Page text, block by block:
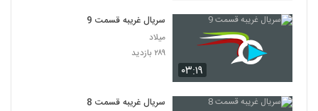
۰۳:۱۹
سریال غریبه قسمت 9
میلاد
۲۸۹ بازدید
سریال غریبه قسمت 8